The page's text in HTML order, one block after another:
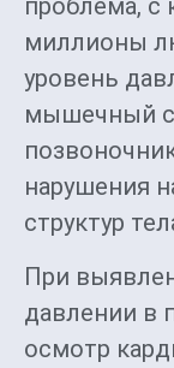
проблема, с
миллионы
уровень
мышечный
нарушения
структур
При
давлении в
осмотр